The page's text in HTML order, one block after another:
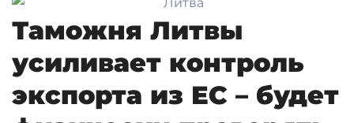
Таможня Литвы
усиливает контроль
экспорта из ЕС – будет